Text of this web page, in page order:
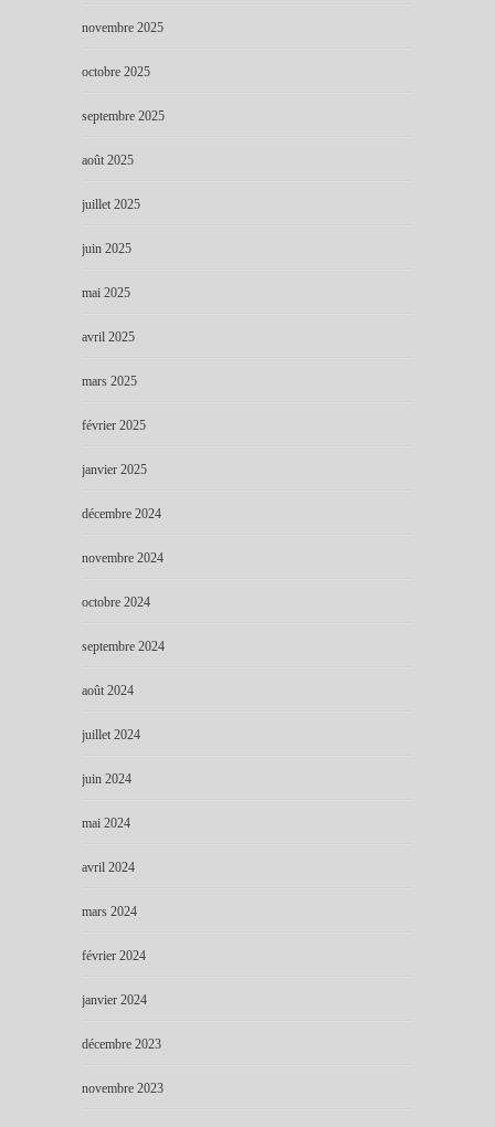
novembre 2025
octobre 2025
septembre 2025
août 2025
juillet 2025
juin 2025
mai 2025
avril 2025
mars 2025
février 2025
janvier 2025
décembre 2024
novembre 2024
octobre 2024
septembre 2024
août 2024
juillet 2024
juin 2024
mai 2024
avril 2024
mars 2024
février 2024
janvier 2024
décembre 2023
novembre 2023